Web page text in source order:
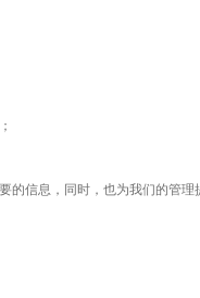
的信息，同时，也为我们的管理